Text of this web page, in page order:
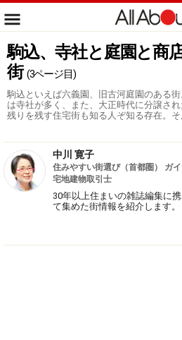
駒込、寺社と庭園と商
街 (3ページ目)
駒込といえば六義園、旧古河庭園のある
は寺社が多く、また、大正時代に分譲さ
残りを残す住宅街も知る人ぞ知る存在。
中川 寛子
住みやすい街選び（首都圏） ガ
宅地建物取引士
30年以上住まいの雑誌編集に
て集めた街情報を紹介します。